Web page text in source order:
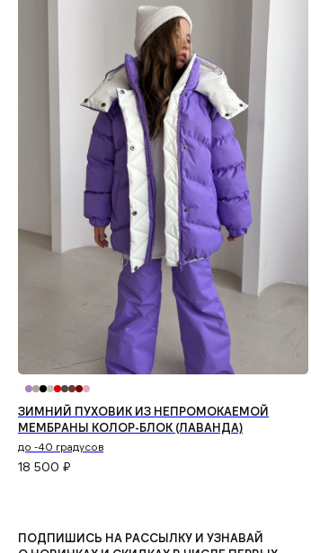
ЗИМНИЙ ПУХОВИК ИЗ НЕПРОМОКАЕМОЙ
МЕМБРАНЫ КОЛОР-БЛОК (ЛАВАНДА)
до -40 градусов
18 500 ₽
ПОДПИШИСЬ НА РАССЫЛКУ И УЗНАВАЙ